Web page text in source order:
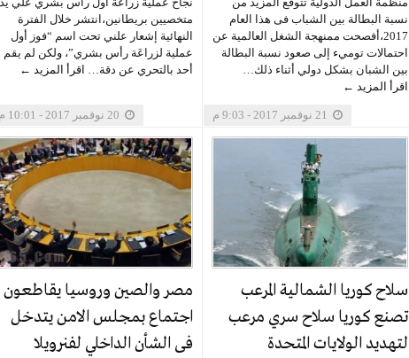
نسبة البطالة بين الشباب فى هذا العام
2017،أفصحت ممنهجة الشغل العالمية عن
احتمالات توميء إلى صعود نسبة البطالة
بين الشبان بشكل دولي أثناء ذلك…
اقرأ المزيد ←
21 نوفمبر 2017 - 9:03 م
متخصيين بريطانين،انتشر خلال الفترة
النهائية إشعار علني تحت اسم “فوز أول
عملية لزراعَة رأس بشري”، ولكن لم يقم
أحد بالتحري عن دقة… اقرأ المزيد ←
20 نوفمبر 2017 - 10:01 م
سلاح كوريا الشمالية المرعب
تصنع كوريا سلاح سري مرعب
لتهديد الولايات المتحدة
مصر والصين وروسيا يقاطعون
اجتماع بمجلس الامن يتدخل
فى الشأن الداخلي لفنرويلا